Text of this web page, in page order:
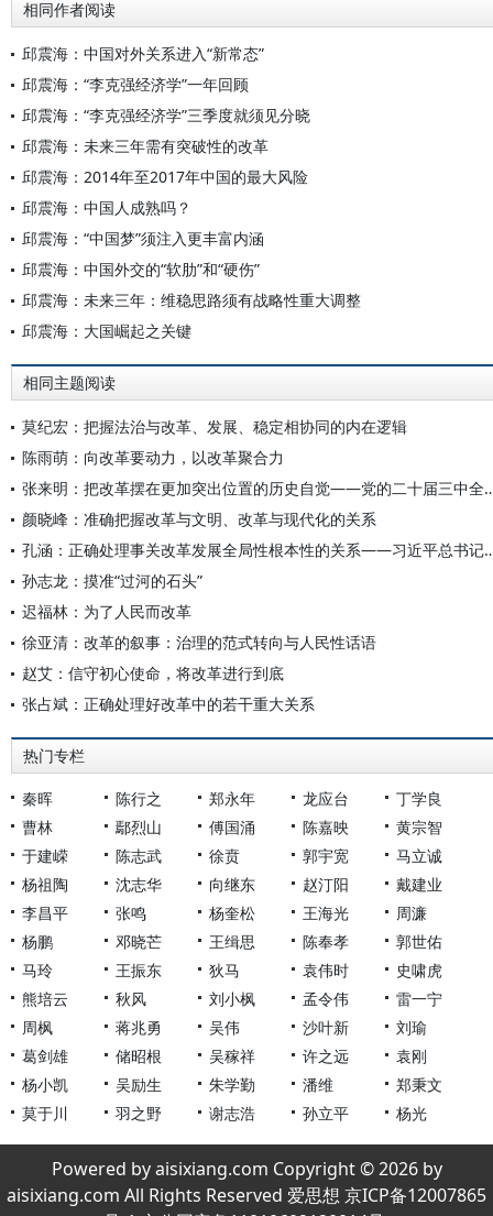
相同作者阅读
邱震海：中国对外关系进入“新常态”
邱震海：“李克强经济学”一年回顾
邱震海：“李克强经济学”三季度就须见分晓
邱震海：未来三年需有突破性的改革
邱震海：2014年至2017年中国的最大风险
邱震海：中国人成熟吗？
邱震海：“中国梦”须注入更丰富内涵
邱震海：中国外交的“软肋”和“硬伤”
邱震海：未来三年：维稳思路须有战略性重大调整
邱震海：大国崛起之关键
相同主题阅读
莫纪宏：把握法治与改革、发展、稳定相协同的内在逻辑
陈雨萌：向改革要动力，以改革聚合力
张来明：把改革摆在更加突出位置
颜晓峰：准确把握改革与文明、改革与现代化的关系
孔涵：正确处理事关改革发展全局
孙志龙：摸准“过河的石头”
迟福林：为了人民而改革
徐亚清：改革的叙事：治理的范式转向与人民性话语
赵艾：信守初心使命，将改革进行到底
张占斌：正确处理好改革中的若干重大关系
热门专栏
秦晖 陈行之 郑永年 龙应台
丁学良
曹林
鄢烈山 傅国涌 陈嘉映
黄宗智
于建嵘
陈志武 徐贲 郭宇宽
马立诚
杨祖陶
沈志华 向继东 赵汀阳
戴建业
李昌平
张鸣 杨奎松 王海光
周濂
杨鹏
邓晓芒 王缉思 陈奉孝
郭世佑
马玲
王振东 狄马 袁伟时
史啸虎
熊培云
秋风 刘小枫 孟令伟
雷一宁
周枫
蒋兆勇 吴伟 沙叶新
刘瑜
葛剑雄
储昭根 吴稼祥 许之远
袁刚
杨小凯
吴励生 朱学勤 潘维
郑秉文
莫于川
羽之野 谢志浩 孙立平 杨光
Powered by aisixiang.com Copyright © 2026 by
aisixiang.com All Rights Reserved 爱思想 京ICP备12007865